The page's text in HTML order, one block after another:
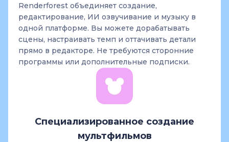
Renderforest объединяет создание,
редактирование, ИИ озвучивание и музыку в
одной платформе. Вы можете дорабатывать
сцены, настраивать темп и оттачивать детали
прямо в редакторе. Не требуются сторонние
программы или дополнительные подписки.
Специализированное создание
мультфильмов